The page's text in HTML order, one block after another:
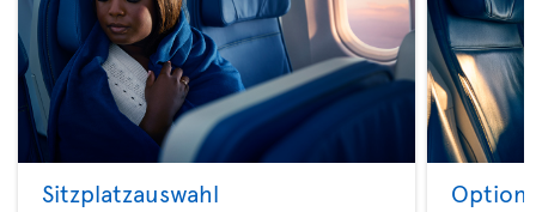
Sitzplatzauswahl Option